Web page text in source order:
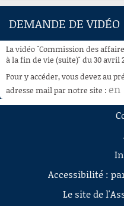
ACCUEIL
À LA DEMANDE
RECHERCHE
AIDE À LA DÉCOUPE
DEMANDE DE VIDÉO
La vidéo "Commission des
à la fin de vie (suite)" du 30 avril
Pour y accéder, vous devez au
adresse mail par notre site : en
Accessibilité :
Le site de